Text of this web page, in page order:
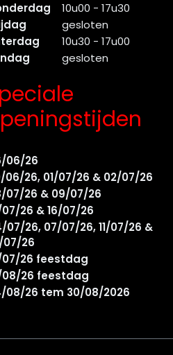
10u00 - 17u30
gesloten
10u30 - 17u00
gesloten
06/26
06/26, 01/07/26 & 02/07/26
07/26 & 09/07/26
07/26 & 16/07/26
07/26, 07/07/26, 11/07/26 &
07/26
07/26 feestdag
08/26 feestdag
08/26 tem 30/08/2026